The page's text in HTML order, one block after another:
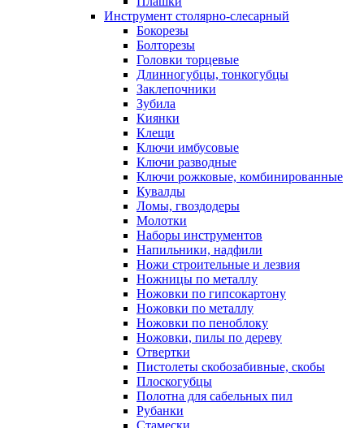
Инструмент столярно-слесарный
Бокорезы
Болторезы
Головки торцевые
Длинногубцы, тонкогубцы
Заклепочники
Зубила
Киянки
Клещи
Ключи имбусовые
Ключи разводные
Ключи рожковые, комбинированные
Кувалды
Ломы, гвоздодеры
Молотки
Наборы инструментов
Напильники, надфили
Ножи строительные и лезвия
Ножницы по металлу
Ножовки по гипсокартону
Ножовки по металлу
Ножовки по пеноблоку
Ножовки, пилы по дереву
Отвертки
Пистолеты скобозабивные, скобы
Плоскогубцы
Полотна для сабельных пил
Рубанки
Стамески